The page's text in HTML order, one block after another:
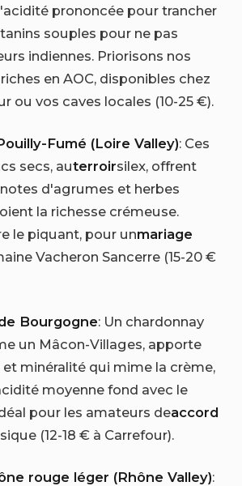
prononcée pour trancher
souples pour ne pas
indiennes. Priorisons nos
en AOC, disponibles chez
ou vos caves locales (10-25 €).
Fumé (Loire Valley): Ces
secs, auterroirsilex, offrent
d'agrumes et herbes
la richesse crémeuse.
le piquant, pour unmariage
Vacheron Sancerre (15-20 €
Bourgogne: Un chardonnay
un Mâcon-Villages, apporte
minéralité qui mime la crème,
moyenne fond avec le
pour les amateurs deaccord
(12-18 € à Carrefour).
rouge léger (Rhône Valley):